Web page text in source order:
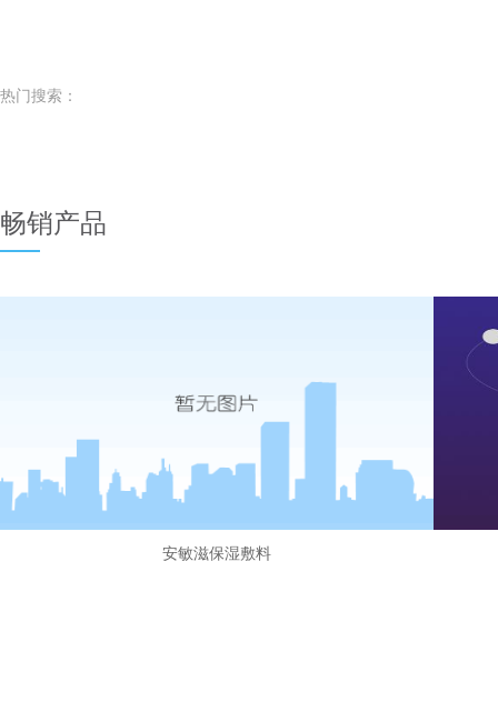
热门搜索：
畅销产品
安敏滋保湿敷料